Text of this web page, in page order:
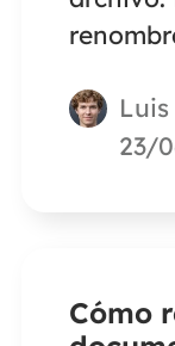
leyendo!
Luis
23/
Cómo